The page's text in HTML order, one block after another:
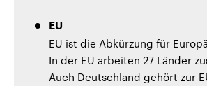
EU
EU ist die Abkürzung für
In der EU arbeiten 27 Länder
Auch Deutschland gehört zur